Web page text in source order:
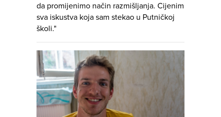
da promijenimo način razmišljanja. Cijenim
sva iskustva koja sam stekao u Putničkoj
školi."